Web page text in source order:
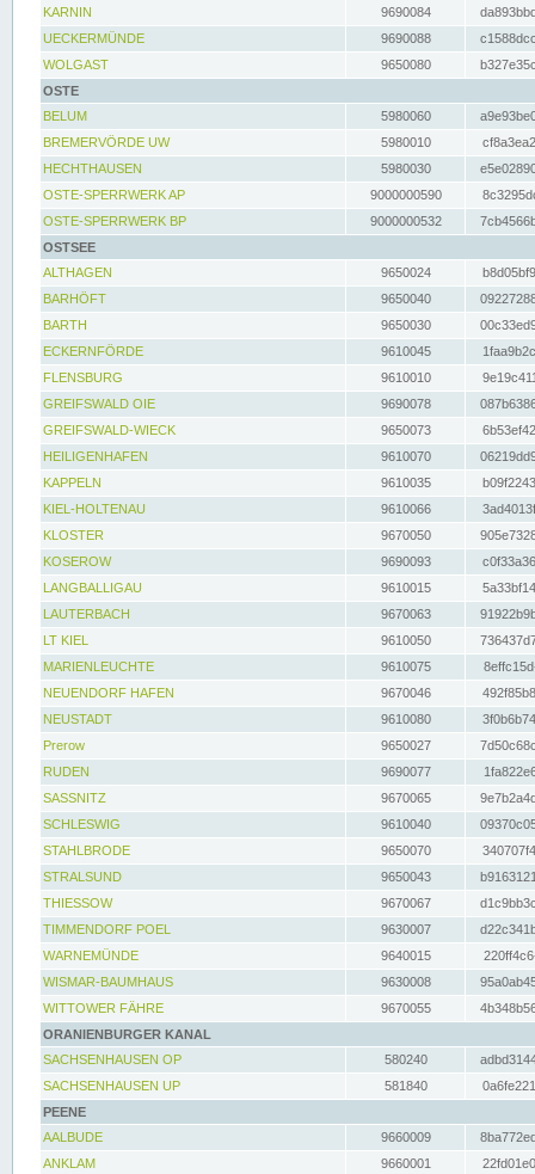
KARNIN
9690084
UECKERMÜNDE
9690088
WOLGAST
9650080
OSTE
BELUM
5980060
BREMERVÖRDE UW
5980010
HECHTHAUSEN
5980030
OSTE-SPERRWERK AP
9000000590
OSTE-SPERRWERK BP
9000000532
OSTSEE
ALTHAGEN
9650024
BARHÖFT
9650040
BARTH
9650030
ECKERNFÖRDE
9610045
FLENSBURG
9610010
GREIFSWALD OIE
9690078
GREIFSWALD-WIECK
9650073
HEILIGENHAFEN
9610070
KAPPELN
9610035
KIEL-HOLTENAU
9610066
KLOSTER
9670050
KOSEROW
9690093
LANGBALLIGAU
9610015
LAUTERBACH
9670063
LT KIEL
9610050
MARIENLEUCHTE
9610075
NEUENDORF HAFEN
9670046
NEUSTADT
9610080
Prerow
9650027
RUDEN
9690077
SASSNITZ
9670065
SCHLESWIG
9610040
STAHLBRODE
9650070
STRALSUND
9650043
THIESSOW
9670067
TIMMENDORF POEL
9630007
WARNEMÜNDE
9640015
WISMAR-BAUMHAUS
9630008
WITTOWER FÄHRE
9670055
ORANIENBURGER KANAL
SACHSENHAUSEN OP
580240
SACHSENHAUSEN UP
581840
PEENE
AALBUDE
9660009
ANKLAM
9660001